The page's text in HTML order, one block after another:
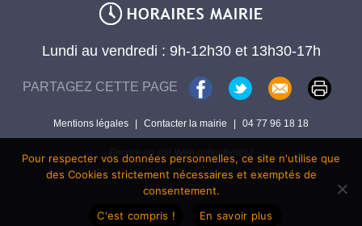
Lundi au vendredi : 9h-12h30 et 13h30-17h
PARTAGEZ CETTE PAGE
Mentions légales | Contacter la mairie | 04 77 96 18 18
Encore un site Web collectivités !
Pour respecter vos données personnelles, ce site n'utilise que
des Cookies strictement nécessaires et exemptés de
consentement.
C'est compris !
En savoir plus